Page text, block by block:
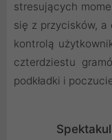
stresujących
się z przycisków, a
kontrolą
czterdziestu
podkładki i